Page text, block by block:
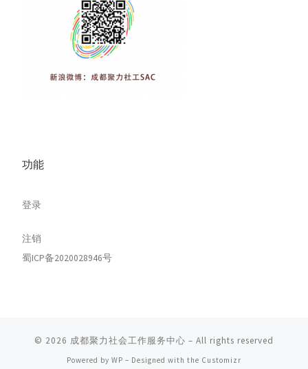
功能
登录
注销
蜀ICP备2020028946号
© 2026 成都聚力社会工作服务中心 – All rights reserved
Powered by WP – Designed with the Customizr